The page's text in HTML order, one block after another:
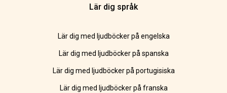
Lär dig språk
Lär dig med ljudböcker på engelska
Lär dig med ljudböcker på spanska
Lär dig med ljudböcker på portugisiska
Lär dig med ljudböcker på franska